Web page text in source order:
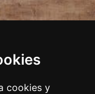
cookies y